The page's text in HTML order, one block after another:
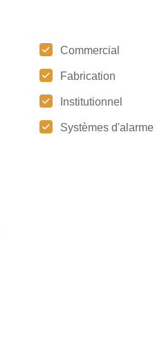
Commercial
Fabrication
Institutionnel
Systèmes d'alarme